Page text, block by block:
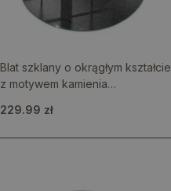
Blat szklany o okrągłym kształcie
z motywem kamienia
229.99 zł